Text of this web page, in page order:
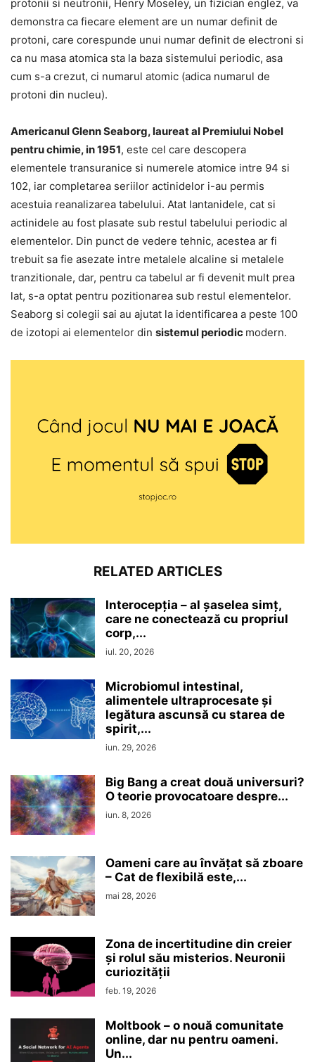
protonii si neutronii, Henry Moseley, un fizician englez, va
demonstra ca fiecare element are un numar definit de
protoni, care corespunde unui numar definit de electroni si
ca nu masa atomica sta la baza sistemului periodic, asa
cum s-a crezut, ci numarul atomic (adica numarul de
protoni din nucleu).
Americanul Glenn Seaborg, laureat al Premiului Nobel
pentru chimie, in 1951, este cel care descopera
elementele transuranice si numerele atomice intre 94 si
102, iar completarea seriilor actinidelor i-au permis
acestuia reanalizarea tabelului. Atat lantanidele, cat si
actinidele au fost plasate sub restul tabelului periodic al
elementelor. Din punct de vedere tehnic, acestea ar fi
trebuit sa fie asezate intre metalele alcaline si metalele
tranzitionale, dar, pentru ca tabelul ar fi devenit mult prea
lat, s-a optat pentru pozitionarea sub restul elementelor.
Seaborg si colegii sai au ajutat la identificarea a peste 100
de izotopi ai elementelor din sistemul periodic modern.
RELATED ARTICLES
Interocepţia – al șaselea simț,
care ne conectează cu propriul
corp,...
iul. 20, 2026
Microbiomul intestinal,
alimentele ultraprocesate şi
legătura ascunsă cu starea de
spirit,...
iun. 29, 2026
Big Bang a creat două universuri?
O teorie provocatoare despre...
iun. 8, 2026
Oameni care au învățat să zboare
– Cat de flexibilă este,...
mai 28, 2026
Zona de incertitudine din creier
şi rolul său misterios. Neuronii
curiozităţii
feb. 19, 2026
Moltbook – o nouă comunitate
online, dar nu pentru oameni.
Un...